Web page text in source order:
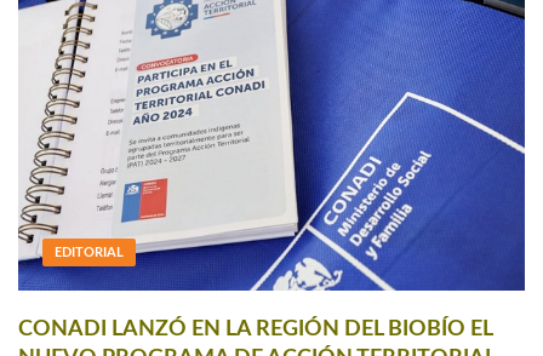
EDITORIAL
CONADI LANZÓ EN LA REGIÓN DEL BIOBÍO EL